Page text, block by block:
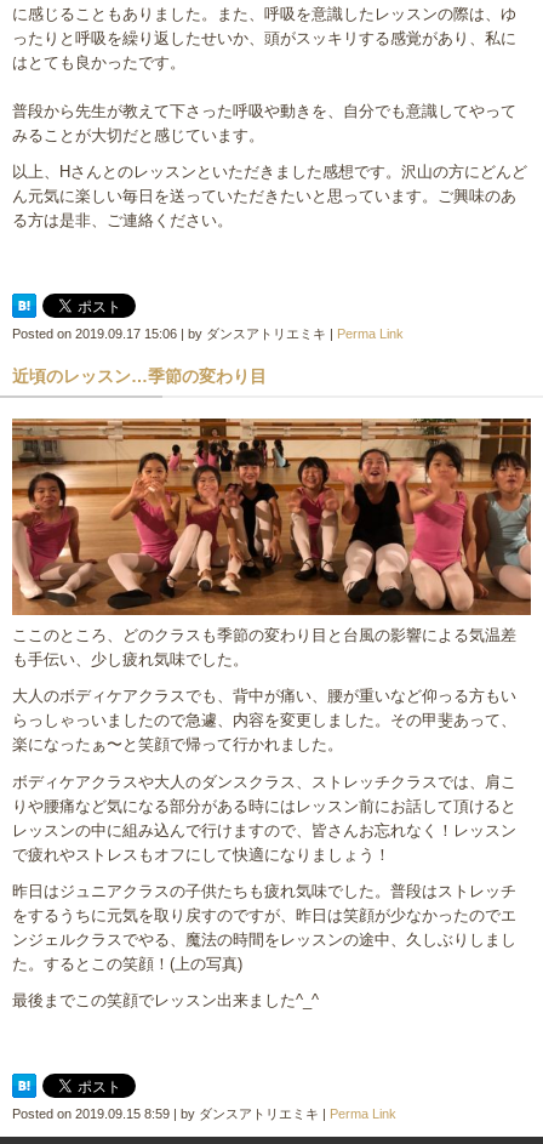
に感じることもありました。また、呼吸を意識したレッスンの際は、ゆ
ったりと呼吸を繰り返したせいか、頭がスッキリする感覚があり、私に
はとても良かったです。
普段から先生が教えて下さった呼吸や動きを、自分でも意識してやって
みることが大切だと感じています。
以上、Hさんとのレッスンといただきました感想です。沢山の方にどんど
ん元気に楽しい毎日を送っていただきたいと思っています。ご興味のあ
る方は是非、ご連絡ください。
Posted on 2019.09.17 15:06 | by ダンスアトリエミキ | Perma Link
近頃のレッスン…季節の変わり目
ここのところ、どのクラスも季節の変わり目と台風の影響による気温差
も手伝い、少し疲れ気味でした。
大人のボディケアクラスでも、背中が痛い、腰が重いなど仰っる方もい
らっしゃっいましたので急遽、内容を変更しました。その甲斐あって、
楽になったぁ〜と笑顔で帰って行かれました。
ボディケアクラスや大人のダンスクラス、ストレッチクラスでは、肩こ
りや腰痛など気になる部分がある時にはレッスン前にお話して頂けると
レッスンの中に組み込んで行けますので、皆さんお忘れなく！レッスン
で疲れやストレスもオフにして快適になりましょう！
昨日はジュニアクラスの子供たちも疲れ気味でした。普段はストレッチ
をするうちに元気を取り戻すのですが、昨日は笑顔が少なかったのでエ
ンジェルクラスでやる、魔法の時間をレッスンの途中、久しぶりしまし
た。するとこの笑顔！(上の写真)
最後までこの笑顔でレッスン出来ました^_^
Posted on 2019.09.15 8:59 by ダンスアトリエミキ Perma Link